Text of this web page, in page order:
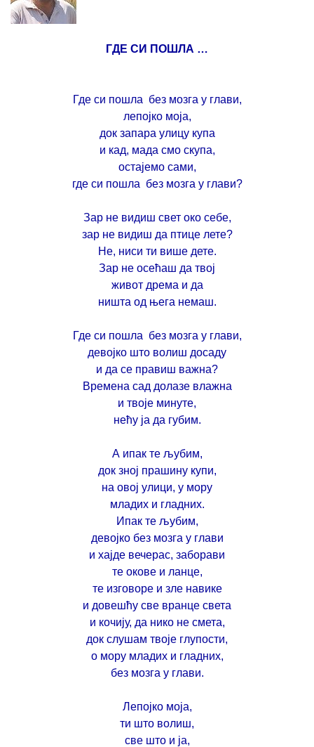
ГДЕ СИ ПОШЛА …
Где си пошла без мозга у глави,
лепојко моја,
док запара улицу купа
и кад, мада смо скупа,
остајемо сами,
где си пошла без мозга у глави?
Зар не видиш свет око себе,
зар не видиш да птице лете?
Не, ниси ти више дете.
Зар не осећаш да твој
живот дрема и да
ништа од њега немаш.
Где си пошла без мозга у глави,
девојко што волиш досаду
и да се правиш важна?
Времена сад долазе влажна
и твоје минуте,
нећу ја да губим.
А ипак те љубим,
док зној прашину купи,
на овој улици, у мору
младих и гладних.
Ипак те љубим,
девојко без мозга у глави
и хајде вечерас, заборави
те окове и ланце,
те изговоре и зле навике
и довешћу све вранце света
и кочију, да нико не смета,
док слушам твоје глупости,
о мору младих и гладних,
без мозга у глави.
Лепојко моја,
ти што волиш,
све што и ја,